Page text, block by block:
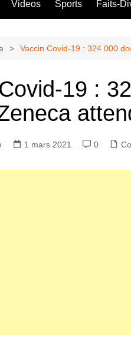
Videos Sports Faits-
Vaccin Covid-19 : 324 000
19 :
1 mars 2021 0